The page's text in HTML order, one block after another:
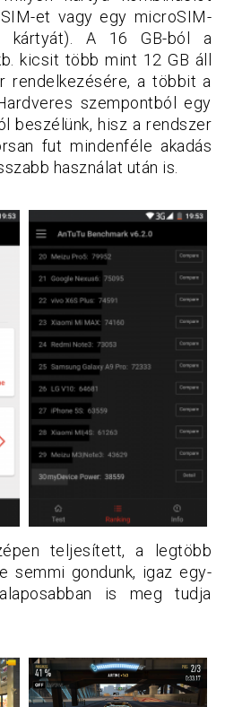
et vagy egy microSIM-
A 16 GB-ból a
kicsit több mint 12 GB áll
rendelkezésére, a többit a
szempontból egy
beszélünk, hisz a rendszer
fut mindenféle akadás
használat után is.
teljesített, a legtöbb
semmi gondunk, igaz egy-
is meg tudja